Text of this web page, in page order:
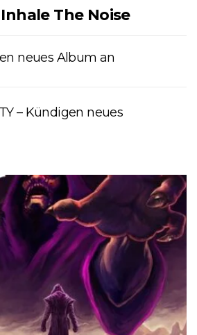
Inhale The Noise
neues Album an
– Kündigen neues